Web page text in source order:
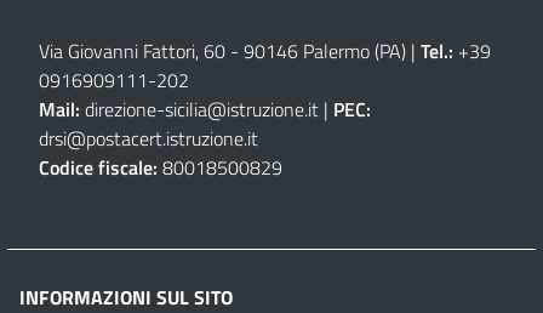
Via Giovanni Fattori, 60 - 90146 Palermo (PA) | Tel.: +39
0916909111-202
Mail: direzione-sicilia@istruzione.it | PEC:
drsi@postacert.istruzione.it
Codice fiscale: 80018500829
INFORMAZIONI SUL SITO